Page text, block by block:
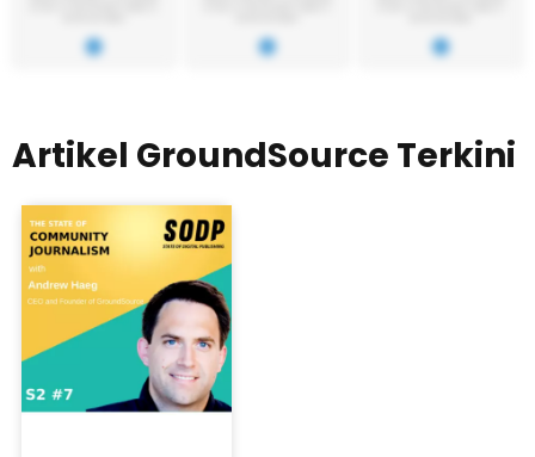
Artikel GroundSource Terkini